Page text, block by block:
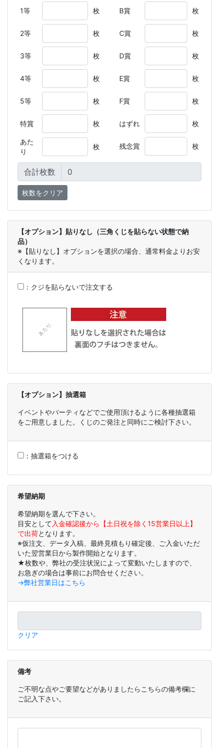
1等 枚
2等 枚
3等 枚
4等 枚
5等 枚
特賞 枚
あた
り
枚
B賞 枚
C賞 枚
D賞 枚
E賞 枚
F賞 枚
はずれ 枚
残念賞 枚
合計枚数
【オプション】貼りなし（三角くじを貼らない状態で納
品）
※【貼りなし】オプションを選択の場合、通常料金よりお安
くなります。
： クジを貼らないで注文する
【オプション】抽選箱
イベントやパーティなどでご使用頂けるように各種抽選箱
をご用意しました。くじのご発注と同時にご検討下さい。
： 抽選箱をつける
希望納期
希望納期を選んで下さい。
目安として 入金確認後から【土日祝を除く15営業日以上】
で出荷となります。
※仮注文、データ入稿、最終見積もり確定後、ご入金いただ
いた翌営業日から製作開始となります。
★枚数や、弊社の受注状況によって変動いたしますので、
お急ぎの場合は事前にお問合せください。
→弊社営業日はこちら
クリア
備考
ご不明な点やご要望などがありましたらこちらの備考欄に
ご記入下さい。